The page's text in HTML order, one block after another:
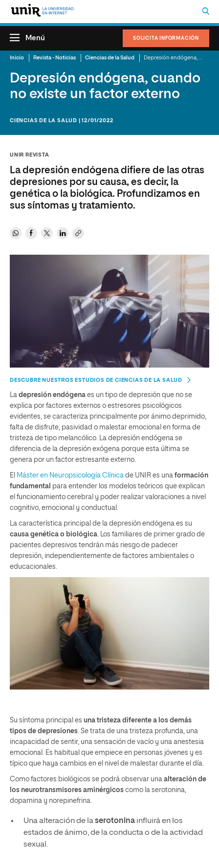
SOLICITA INFORMACIÓN
Menú
Inicio Revista - Noticias Ciencias de la Salud
Depresión endógena, cuando
no existe un factor externo
CIENCIAS DE LA SALUD | 12/01/2022
UNIR REVISTA
La depresión endógena difiere de las otras
depresiones por su causa, es decir, la
genética o la biológica. Profundizamos en
sus síntomas y tratamiento.
DESCUBRE NUESTROS ESTUDIOS DE CIENCIAS DE LA SALUD
La depresión endógena es un tipo de depresión que no se
explica por factores externos o estresores psicológicos
evidentes, se caracteriza principalmente por ánimo deprimido,
falta de disfrute, pasividad o malestar emocional en forma de
tristeza de tipo melancólico. La depresión endógena se
diferencia de la depresión exógena porque esta última se
genera por un factor estresante externo.
El Máster en Neuropsicología Clínica de UNIR es una formación
fundamental para entender los modelos teóricos que explican
el funcionamiento cerebral y poder realizar valoraciones a nivel
cognitivo, emocional y conductual.
La característica principal de la depresión endógena es su
causa genética o biológica . Los familiares de primer grado de
pacientes depresivos tendrán más riesgo de padecer
depresión, independientemente de factores ambientales o
educacionales.
Su síntoma principal es una tristeza diferente a los demás
tipos de depresiones. Se trata de una tristeza profunda, una
incapacidad de sentir, una sensación de vacío y una anestesia
emocional. Es habitual que empiece en personas jóvenes y es
típico que haya cambios en el nivel de malestar durante el día.
Como factores biológicos se podrá observar una alteración de
los neurotransmisores aminérgicos como la serotonina,
dopamina y norepinefrina.
Una alteración de laserotoninainfluirá en los
estados de ánimo, de la conducta o de la actividad
sexual.